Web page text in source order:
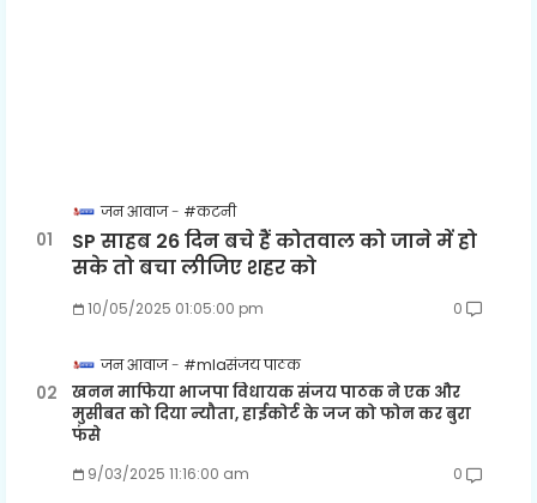
जन आवाज #कटनी
SP साहब 26 दिन बचे हैं कोतवाल को जाने में हो
सके तो बचा लीजिए शहर को
10/05/2025 01:05:00 pm 0
जन आवाज #mlaसंजय पाठक
खनन माफिया भाजपा विधायक संजय पाठक ने एक और
मुसीबत को दिया न्यौता, हाईकोर्ट के जज को फोन कर बुरा
फंसे
9/03/2025 11:16:00 am 0